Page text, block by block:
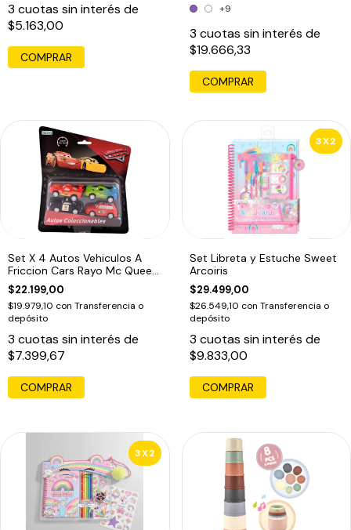
3 cuotas sin interés de
$5.163,00
COMPRAR
+9
3 cuotas sin interés de
$19.666,33
COMPRAR
Set X 4 Autos Vehiculos A
Friccion Cars Rayo Mc Queen
Ed
$22.199,00
$19.979,10 con Transferencia o
depósito
3 cuotas sin interés de
$7.399,67
COMPRAR
3X2
Set Libreta y Estuche Sweet
Arcoiris
$29.499,00
$26.549,10 con Transferencia o
depósito
3 cuotas sin interés de
$9.833,00
3X2